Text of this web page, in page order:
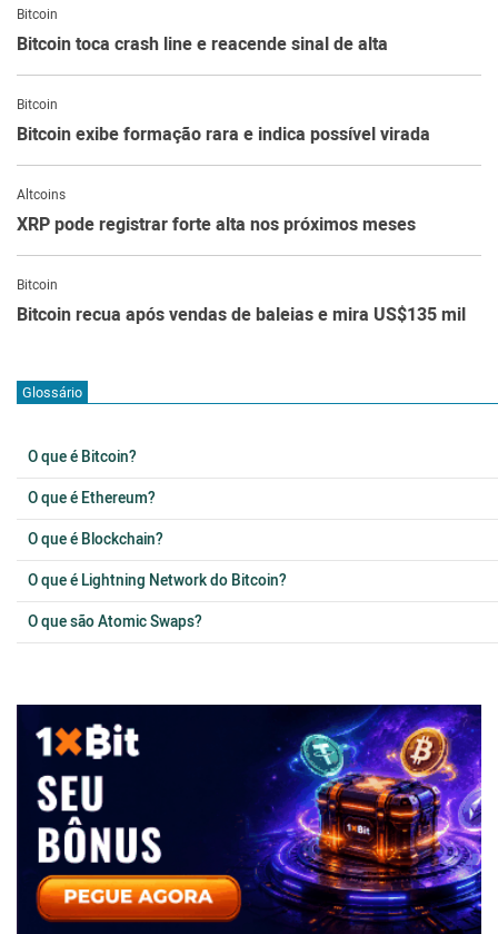
Bitcoin
Bitcoin toca crash line e reacende sinal de alta
Bitcoin
Bitcoin exibe formação rara e indica possível virada
Altcoins
XRP pode registrar forte alta nos próximos meses
Bitcoin
Bitcoin recua após vendas de baleias e mira US$135 mil
Glossário
O que é Bitcoin?
O que é Ethereum?
O que é Blockchain?
O que é Lightning Network do Bitcoin?
O que são Atomic Swaps?